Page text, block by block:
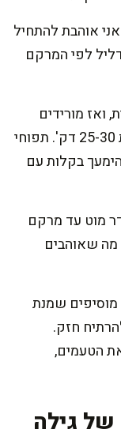
אוהבת להתחיל
לפי המרקם
ואז מורידים
לאש נמוכה ומבשלים מכוסה חלקית 25-30 דק'. תפוחי
בקלות עם
מוט עד מרקם
שאוהבים
מוסיפים שמנת
3 דק' בלי להרתיח חזק.
הטעמים,
גילה